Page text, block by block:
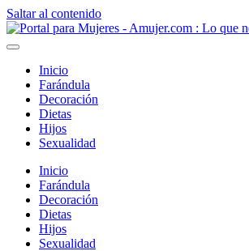
Saltar al contenido
Inicio
Farándula
Decoración
Dietas
Hijos
Sexualidad
Inicio
Farándula
Decoración
Dietas
Hijos
Sexualidad